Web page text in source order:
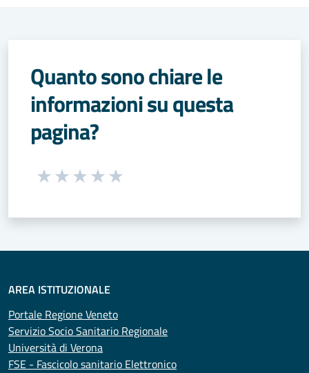
Quanto sono chiare le
informazioni su questa
pagina?
Seleziona una valutazione da 1 a 5 stelle
AREA ISTITUZIONALE
Portale Regione Veneto
Servizio Socio Sanitario Regionale
Università di Verona
FSE - Fascicolo sanitario Elettronico